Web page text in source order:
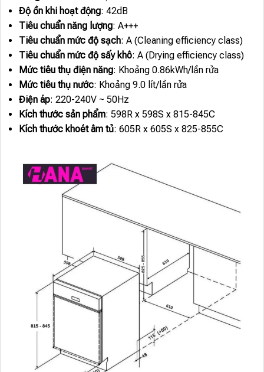
Độ ồn khi hoạt động: 42dB
Tiêu chuẩn năng lượng: A+++
Tiêu chuẩn mức độ sạch: A (Cleaning efficiency class)
Tiêu chuẩn mức độ sấy khô: A (Drying efficiency class)
Mức tiêu thụ điện năng: Khoảng 0.86kWh/lần rửa
Mức tiêu thụ nước: Khoảng 9.0 lít/lần rửa
Điện áp: 220-240V ~ 50Hz
Kích thước sản phẩm: 598R x 598S x 815-845C
Kích thước khoét âm tủ: 605R x 605S x 825-855C